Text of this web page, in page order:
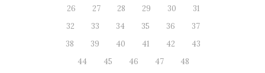
26
27 28 29 30
31
32
33 34 35 36
37
38
39 40 41 42
43
44
45 46 47
48